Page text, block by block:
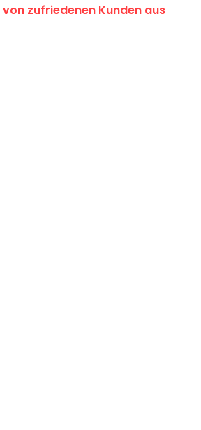
zufriedenen Kunden aus